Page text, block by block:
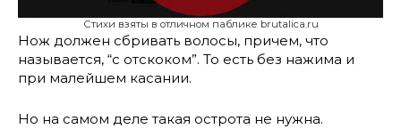
Стихи взяты в отличном паблике brutalica.ru
Нож должен сбривать волосы, причем, что
называется, “с отскоком”. То есть без нажима и
при малейшем касании.
Но на самом деле такая острота не нужна.